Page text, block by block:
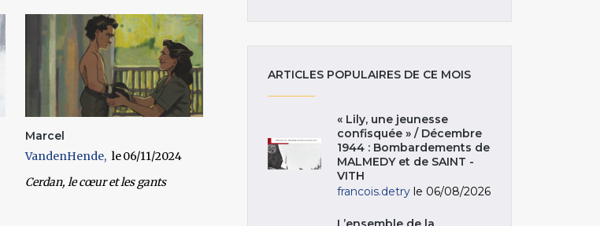
Marcel
VandenHende
06/11/2024
Cerdan, le cœur et les gants
ARTICLES POPULAIRES DE CE MOIS
« Lily, une jeunesse
confisquée » / Décembre
1944 : Bombardements de
MALMEDY et de SAINT -
VITH
francois.detry le 06/08/2026